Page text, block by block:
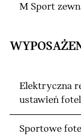
M Sport
Elektryczna
ustawień
Sportowe